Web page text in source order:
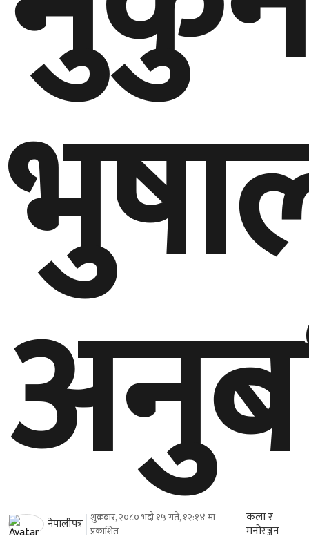
नेपालीपत्र शुक्रबार, २०८० भदौ १५ गते, १२:१४ मा
प्रकाशित
कला र
मनोरञ्जन